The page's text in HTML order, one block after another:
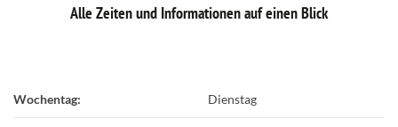
Alle Zeiten und Informationen auf einen Blick
Wochentag: Dienstag